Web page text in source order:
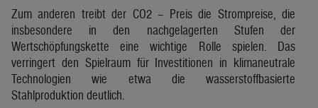
Zum anderen treibt der CO2 – Preis die Strompreise, die
insbesondere in den nachgelagerten Stufen der
Wertschöpfungskette eine wichtige Rolle spielen. Das
verringert den Spielraum für Investitionen in klimaneutrale
Technologien wie etwa die wasserstoffbasierte
Stahlproduktion deutlich.